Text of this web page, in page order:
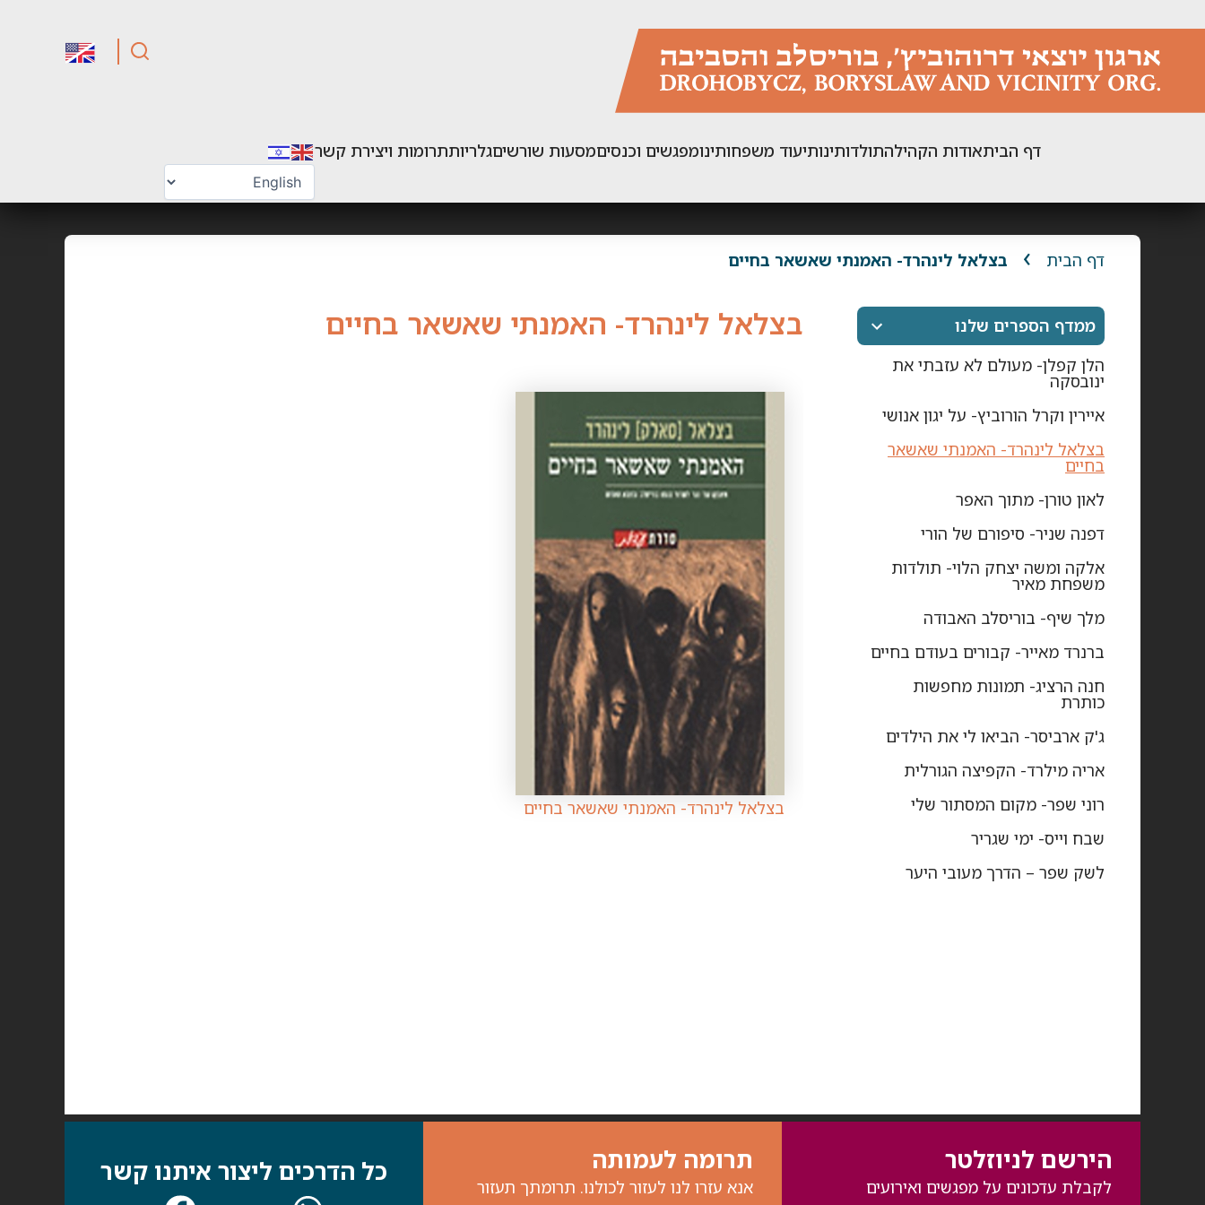
דף הביתאודות הקהילהתולדותינותיעוד משפחותינומפגשים וכנסיםמסעות שורשיםגלריותתרומות ויצירת קשר
דף הבית בצלאל לינהרד- האמנתי שאשאר בחיים
ממדף הספרים שלנו
הלן קפלן- מעולם לא עזבתי את
ינובסקה
איירין וקרל הורוביץ- על יגון אנושי
בצלאל לינהרד- האמנתי שאשאר
בחיים
לאון טורן- מתוך האפר
דפנה שניר- סיפורם של הורי
אלקה ומשה יצחק הלוי- תולדות
משפחת מאיר
מלך שיף- בוריסלב האבודה
ברנרד מאייר- קבורים בעודם בחיים
חנה הרציג- תמונות מחפשות
כותרת
ג'ק ארביסר- הביאו לי את הילדים
אריה מילרד- הקפיצה הגורלית
רוני שפר- מקום המסתור שלי
שבח וייס- ימי שגריר
לשק שפר – הדרך מעובי היער
בצלאל לינהרד- האמנתי שאשאר בחיים
בצלאל לינהרד- האמנתי שאשאר בחיים
הירשם לניוזלטר
לקבלת עדכונים על מפגשים ואירועים
תרומה לעמותה
אנא עזרו לנו לעזור לכולנו. תרומתך תעזור
כל הדרכים ליצור איתנו קשר